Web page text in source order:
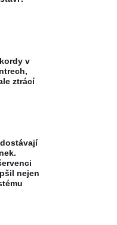
v
ztrácí
nejen